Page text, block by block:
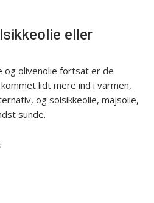
eller
og olivenolie fortsat er de
lidt mere ind i varmen,
og solsikkeolie, majsolie,
sunde.